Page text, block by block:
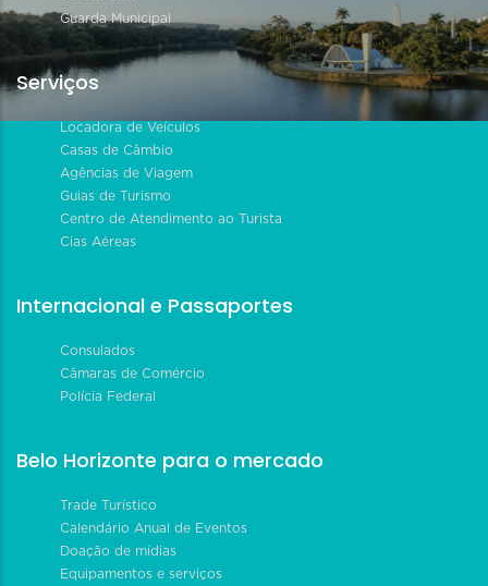
Guarda Municipal
Serviços
Locadora de Veículos
Casas de Câmbio
Agências de Viagem
Guias de Turismo
Centro de Atendimento ao Turista
Cias Aéreas
Internacional e Passaportes
Consulados
Câmaras de Comércio
Polícia Federal
Belo Horizonte para o mercado
Trade Turístico
Calendário Anual de Eventos
Doação de mídias
Equipamentos e serviços